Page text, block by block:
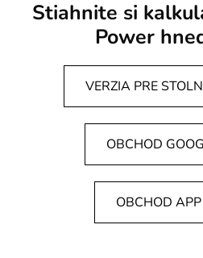
Stiahnite si
Power
VERZIA PRE
OBCHOD
OBCHOD